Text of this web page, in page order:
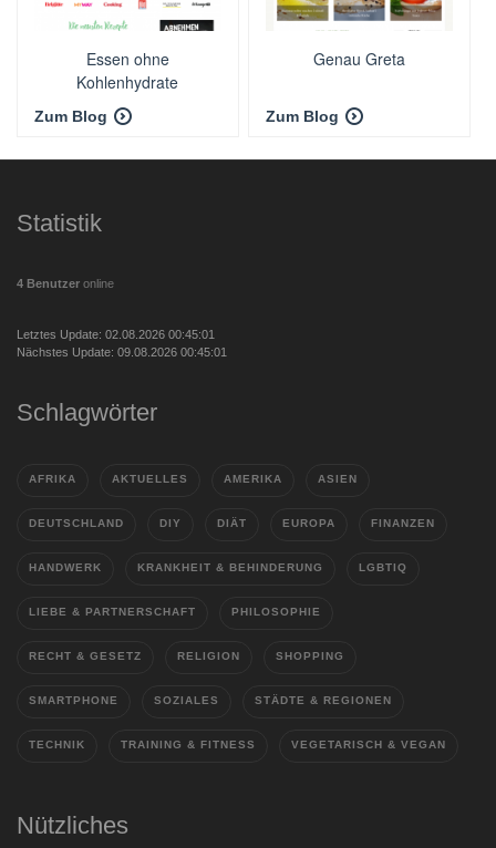
Essen ohne
Kohlenhydrate
Zum Blog
Genau Greta
Zum Blog
Statistik
4 Benutzer online
Letztes Update: 02.08.2026 00:45:01
Nächstes Update: 09.08.2026 00:45:01
Schlagwörter
AFRIKA AKTUELLES AMERIKA ASIEN
DEUTSCHLAND DIY DIÄT EUROPA FINANZEN
HANDWERK KRANKHEIT & BEHINDERUNG LGBTIQ
LIEBE & PARTNERSCHAFT PHILOSOPHIE
RECHT & GESETZ RELIGION SHOPPING
SMARTPHONE SOZIALES STÄDTE & REGIONEN
TECHNIK TRAINING & FITNESS VEGETARISCH & VEGAN
Nützliches